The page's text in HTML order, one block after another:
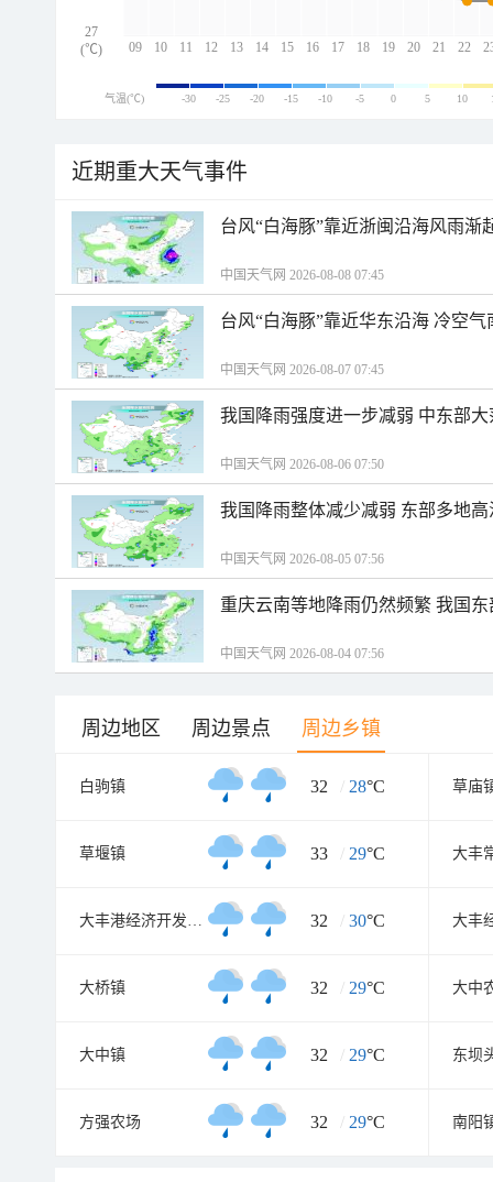
09 10 11 12 13 14 15 16 17 18 19 20 21 22
27
(℃)
气温(℃) -30 -25 -20 -15 -10 -5 0 5 10
近期重大天气事件
台风“白海豚”靠近浙闽沿海风雨渐
中国天气网 2026-08-08 07:45
台风“白海豚”靠近华东沿海 冷空
中国天气网 2026-08-07 07:45
我国降雨强度进一步减弱 中东部
中国天气网 2026-08-06 07:50
我国降雨整体减少减弱 东部多地
中国天气网 2026-08-05 07:56
重庆云南等地降雨仍然频繁 我国
中国天气网 2026-08-04 07:56
周边地区 周边景点 周边乡镇
白驹镇 32 / 28°C 草庙
草堰镇 33 / 29°C
大丰港经济开发区管委会 32 / 30°C
大桥镇 32 / 29°C 大中
大中镇 32 / 29°C 东坝
方强农场 32 / 29°C 南阳